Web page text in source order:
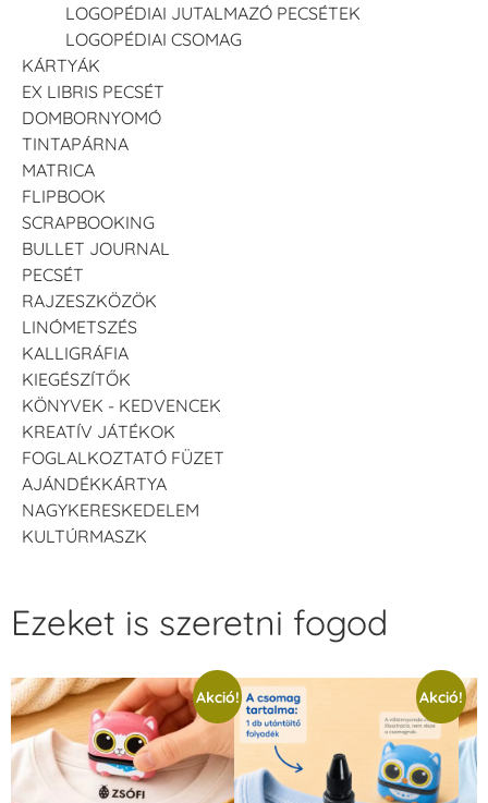
LOGOPÉDIAI JUTALMAZÓ PECSÉTEK
LOGOPÉDIAI CSOMAG
KÁRTYÁK
EX LIBRIS PECSÉT
DOMBORNYOMÓ
TINTAPÁRNA
MATRICA
FLIPBOOK
SCRAPBOOKING
BULLET JOURNAL
PECSÉT
RAJZESZKÖZÖK
LINÓMETSZÉS
KALLIGRÁFIA
KIEGÉSZÍTŐK
KÖNYVEK - KEDVENCEK
KREATÍV JÁTÉKOK
FOGLALKOZTATÓ FÜZET
AJÁNDÉKKÁRTYA
NAGYKERESKEDELEM
KULTÚRMASZK
Ezeket is szeretni fogod
Akció! Akció!